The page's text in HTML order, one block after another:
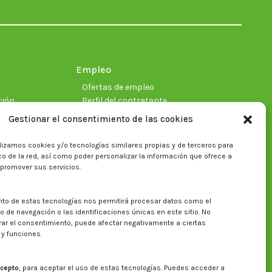
Gestionar el consentimiento de las cookies
cookies y/o tecnologías similares propias y de terceros para
de la red, así como poder personalizar la información que ofrece a
sus servicios.
de estas tecnologías nos permitirá procesar datos como el
de navegación o las identificaciones únicas en este sitio. No
el consentimiento, puede afectar negativamente a ciertas
funciones.
, para aceptar el uso de estas tecnologías. Puedes acceder a
new new new new new new
Empleo
Ofertas de empleo
Perfil del contratante
Buscar en la web del CITA
Buscar: